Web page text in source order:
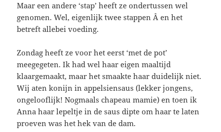
Maar een andere ‘stap’ heeft ze ondertussen wel
genomen. Wel, eigenlijk twee stappen Â en het
betreft allebei voeding.
Zondag heeft ze voor het eerst ‘met de pot’
meegegeten. Ik had wel haar eigen maaltijd
klaargemaakt, maar het smaakte haar duidelijk niet.
Wij aten konijn in appelsiensaus (lekker jongens,
ongelooflijk! Nogmaals chapeau mamie) en toen ik
Anna haar lepeltje in de saus dipte om haar te laten
proeven was het hek van de dam.